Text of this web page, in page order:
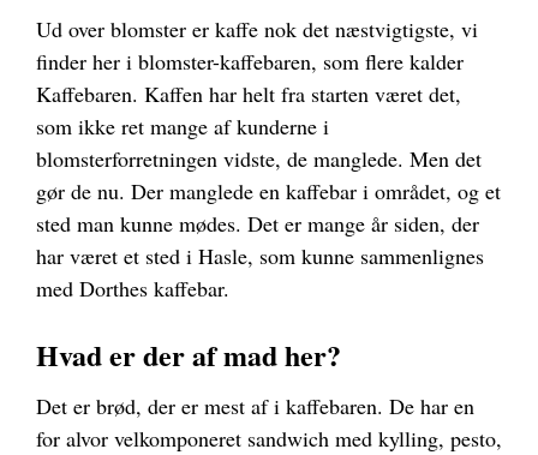
Ud over blomster er kaffe nok det næstvigtigste, vi
finder her i blomster-kaffebaren, som flere kalder
Kaffebaren. Kaffen har helt fra starten været det,
som ikke ret mange af kunderne i
blomsterforretningen vidste, de manglede. Men det
gør de nu. Der manglede en kaffebar i området, og et
sted man kunne mødes. Det er mange år siden, der
har været et sted i Hasle, som kunne sammenlignes
med Dorthes kaffebar.
Hvad er der af mad her?
Det er brød, der er mest af i kaffebaren. De har en
for alvor velkomponeret sandwich med kylling, pesto,